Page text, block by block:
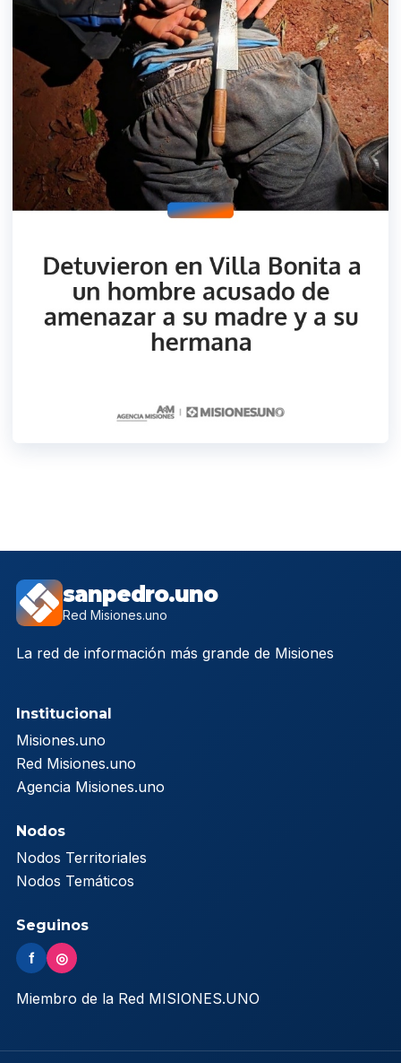
sanpedro.uno
Red Misiones.uno
La red de información más grande de Misiones
Institucional
Misiones.uno
Red Misiones.uno
Agencia Misiones.uno
Nodos
Nodos Territoriales
Nodos Temáticos
Seguinos
f ◎
Miembro de la Red MISIONES.UNO